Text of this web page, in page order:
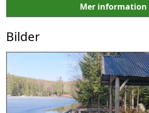
Mer information
Bilder